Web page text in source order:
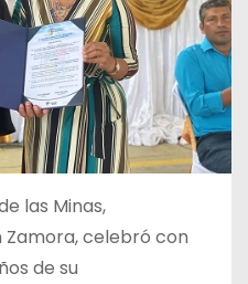
las Minas,
celebró con
de su